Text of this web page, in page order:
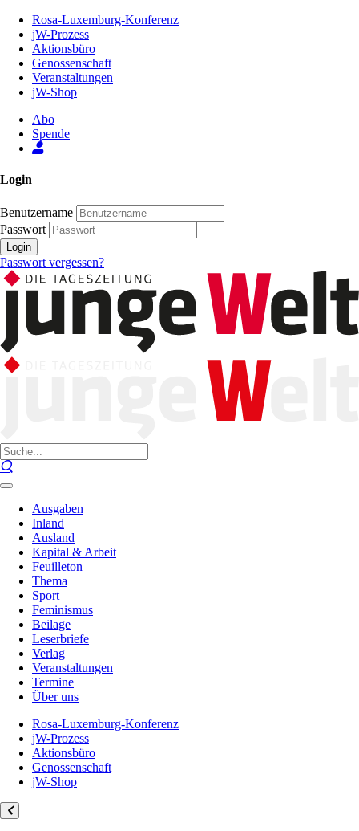
Inhalt
Seite
Rosa-Luxemburg-Konferenz
jW-Prozess
Aktionsbüro
Genossenschaft
Veranstaltungen
jW-Shop
Abo
Spende
Login
Benutzername
Passwort
Login
Passwort vergessen?
Ausgaben
Inland
Ausland
Kapital & Arbeit
Feuilleton
Thema
Sport
Feminismus
Beilage
Leserbriefe
Verlag
Veranstaltungen
Termine
Über uns
Rosa-Luxemburg-Konferenz
jW-Prozess
Aktionsbüro
Genossenschaft
jW-Shop